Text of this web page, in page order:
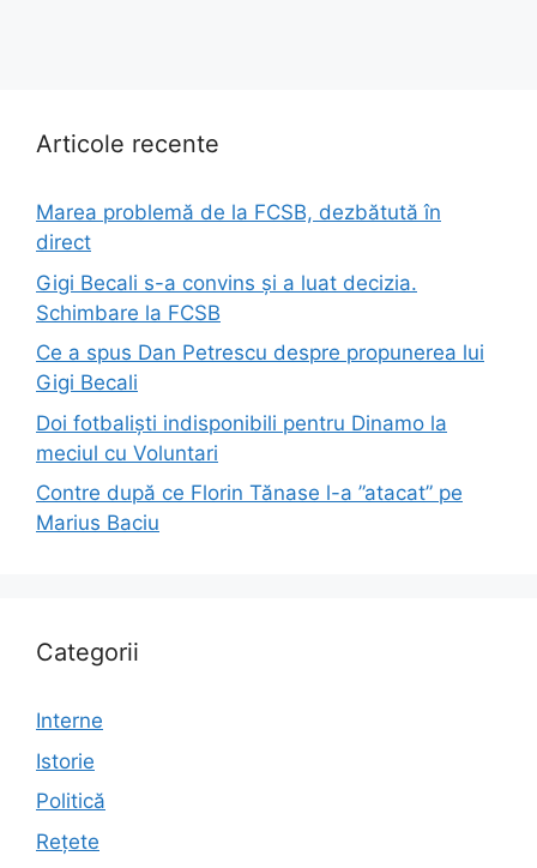
Articole recente
Marea problemă de la FCSB, dezbătută în
direct
Gigi Becali s-a convins și a luat decizia.
Schimbare la FCSB
Ce a spus Dan Petrescu despre propunerea lui
Gigi Becali
Doi fotbaliști indisponibili pentru Dinamo la
meciul cu Voluntari
Contre după ce Florin Tănase l-a ”atacat” pe
Marius Baciu
Categorii
Interne
Istorie
Politică
Rețete